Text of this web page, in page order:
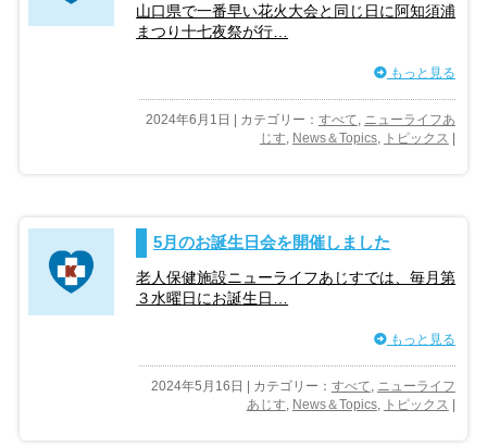
山口県で一番早い花火大会と同じ日に阿知須浦
まつり十七夜祭が行…
もっと見る
2024年6月1日 | カテゴリー： すべて
ニューライフあ
じす News＆Topics, トピックス |
5月のお誕生日会を開催しました
老人保健施設ニューライフあじすでは、毎月第
３水曜日にお誕生日…
もっと見る
2024年5月16日 | カテゴリー： すべて, ニューライフ
あじす, News＆Topics, トピックス